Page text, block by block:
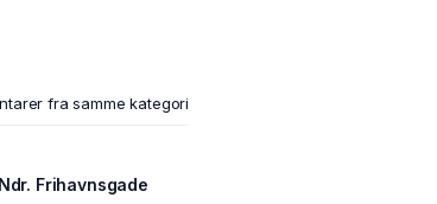
fra samme kategori
Frihavnsgade